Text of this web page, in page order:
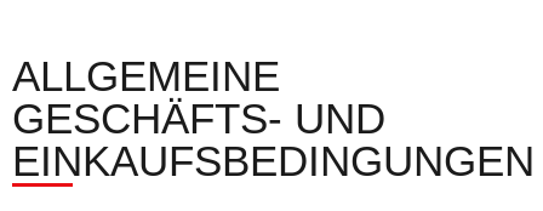
ALLGEMEINE
GESCHÄFTS- UND
EINKAUFSBEDINGUNGEN